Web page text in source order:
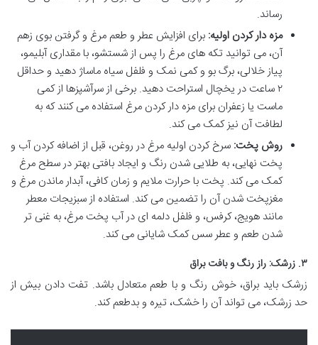
رساند.
مزه دار کردن اولیه: برای افزایش عطر و طعم مرغ و گرفتن بوی زهم
آن، می توانید تکه های مرغ را پس از شستشو، با مقداری آبلیمو،
پیاز خلالی، برگ بو و کمی نمک و فلفل سیاه ماساژ دهید و حداقل
۲ ساعت در یخچال استراحت دهید. برخی از سرآشپزها از کمی
ماست یا زعفران برای مزه دار کردن مرغ استفاده می کنند که به
لطافت آن نیز کمک می کند.
روش پخت: سرخ کردن اولیه مرغ در روغن، قبل از اضافه کردن آب و
پخت نهایی، به طلایی شدن رنگ و ایجاد بافتی بهتر در سطح مرغ
کمک می کند. پخت با حرارت ملایم و زمان کافی، آبدار ماندن مرغ و
مغزپخت شدن آن را تضمین می کند. استفاده از سبزیجات معطر
مانند هویج، کرفس، و فلفل دلمه ای در آب پخت مرغ، به غنی تر
شدن طعم و عطر سس کمک شایانی می کند.
۳. زرشک: راز رنگ و بافت براق
زرشک باید براق، خوش رنگ و با طعم متعادل باشد. تفت دادن بیش از
حد زرشک، می تواند آن را خشک، تیره و بدطعم کند.